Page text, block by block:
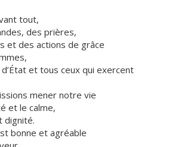
tout,
des prières,
et des actions de grâce
et tous ceux qui exercent
mener notre vie
et le calme,
dignité.
bonne et agréable